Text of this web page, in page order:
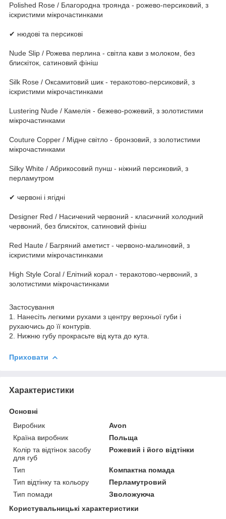
Polished Rose / Благородна троянда - рожево-персиковий, з
іскристими мікрочастинками
✔ нюдові та персикові
Nude Slip / Рожева перлина - світла кави з молоком, без
блискіток, сатиновий фініш
Silk Rose / Оксамитовий шик - теракотово-персиковий, з
іскристими мікрочастинками
Lustering Nude / Камелія - бежево-рожевий, з золотистими
мікрочастинками
Couture Copper / Мідне світло - бронзовий, з золотистими
мікрочастинками
Silky White / Абрикосовий пунш - ніжний персиковий, з
перламутром
✔ червоні і ягідні
Designer Red / Насичений червоний - класичний холодний
червоний, без блискіток, сатиновий фініш
Red Haute / Багряний аметист - червоно-малиновий, з
іскристими мікрочастинками
High Style Coral / Елітний корал - теракотово-червоний, з
золотистими мікрочастинками
Застосування
1. Нанесіть легкими рухами з центру верхньої губи і
рухаючись до її контурів.
2. Нижню губу прокрасьте від кута до кута.
Приховати
Характеристики
Основні
Виробник
Avon
Країна виробник
Польща
Колір та відтінок засобу
для губ
Рожевий і його відтінки
Тип
Компактна помада
Тип відтінку та кольору
Перламутровий
Тип помади
Зволожуюча
Користувальницькі характеристики